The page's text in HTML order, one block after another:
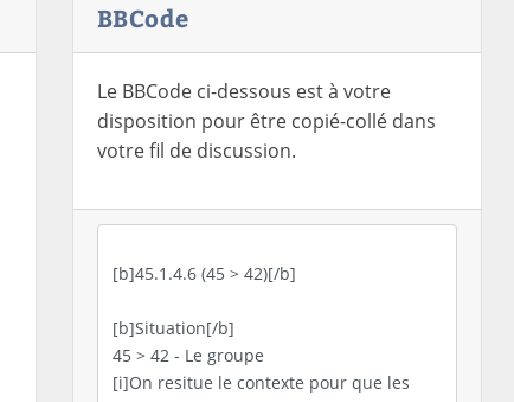
BBCode
Le BBCode ci-dessous est à votre
disposition pour être copié-collé dans
votre fil de discussion.